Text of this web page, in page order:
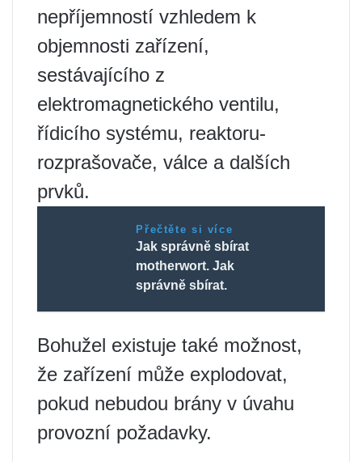
nepříjemností vzhledem k
objemnosti zařízení,
sestávajícího z
elektromagnetického ventilu,
řídicího systému, reaktoru-
rozprašovače, válce a dalších
prvků.
Přečtěte si více
Jak správně sbírat
motherwort. Jak
správně sbírat.
Bohužel existuje také možnost,
že zařízení může explodovat,
pokud nebudou brány v úvahu
provozní požadavky.